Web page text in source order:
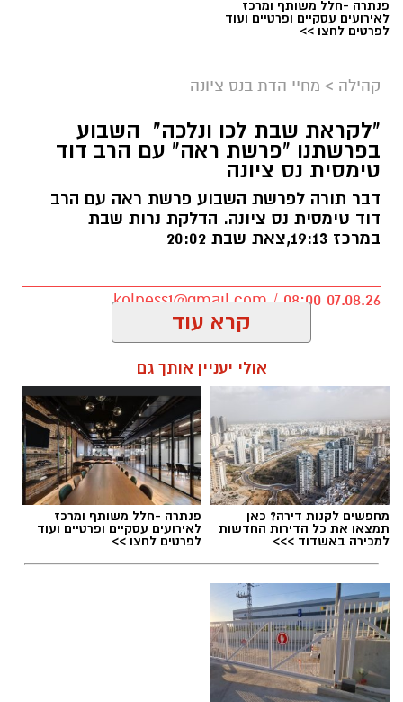
ארכיון
נתינה מתוך זיכרון: מיזם "טל של נתינה" לזכרו
של טל מלכה ז"ל חוזר בנס ציונה
טל מלכה, איש מערכת הביטחון נהרג
יבנה. כשהיה בן חמש עברה המשפחה לנס ציונה.
ועמית.
הנצחה מתוך עשייה וחסד
מיזם "טל של נתינה" מתקיים גם השנה כחלק
ממסורת שמטרתה לתרגם את הכאב לעשייה
חברתית ולנתינה. משפחתו של טל בחרה להנציח
את זכרו בדרך שהייתה מזוהה עמו – אהבת האדם
וסיוע לקהילה, תוך הדגשת ערכי הערבות ההדדית
והמשכיות דרכו.
מפגש אריזה וטקס זיכרון
השעות 17:00 ל-20:00 בבית הפנאי בנס ציונה.
השיתוף בין עיריית נס ציונה, החברה לתרבות ופנאי
ועמותת "כולנו אחים" יחבר בין מתנדבים ותושבים
פנתרה -חלל משותף ומרכז
לאירועים עסקיים ופרטיים ועוד
לפרטים לחצו >>
קהילה > מחיי הדת בנס ציונה
"לקראת שבת לכו ונלכה" השבוע
בפרשתנו "פרשת ראה" עם הרב דוד
טימסית נס ציונה
דבר תורה לפרשת השבוע פרשת ראה עם הרב
דוד טימסית נס ציונה. הדלקת נרות שבת
במרכז 19:13,צאת שבת 20:02
kolness1@gmail.com / 08:00 07.08.26
תגים:הרב דוד טימסית נס ציונה
קרא עוד
אולי יעניין אותך גם
מחפשים לקנות דירה? כאן
תמצאו את כל הדירות החדשות
למכירה באשדוד >>>
פנתרה -חלל משותף ומרכז
לאירועים עסקיים ופרטיים ועוד
לפרטים לחצו >>